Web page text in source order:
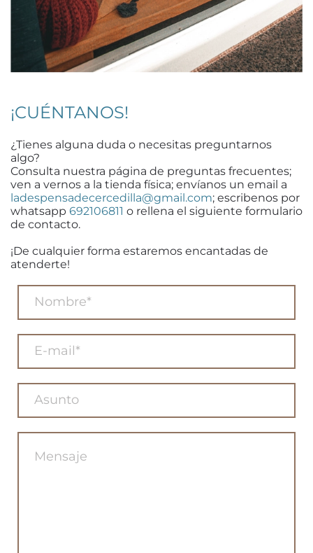
¡CUÉNTANOS!
¿Tienes alguna duda o necesitas preguntarnos
algo?
Consulta nuestra página de preguntas frecuentes;
ven a vernos a la tienda física; envíanos un email a
ladespensadecercedilla@gmail.com; escribenos por
whatsapp 692106811 o rellena el siguiente formulario
de contacto.
¡De cualquier forma estaremos encantadas de
atenderte!